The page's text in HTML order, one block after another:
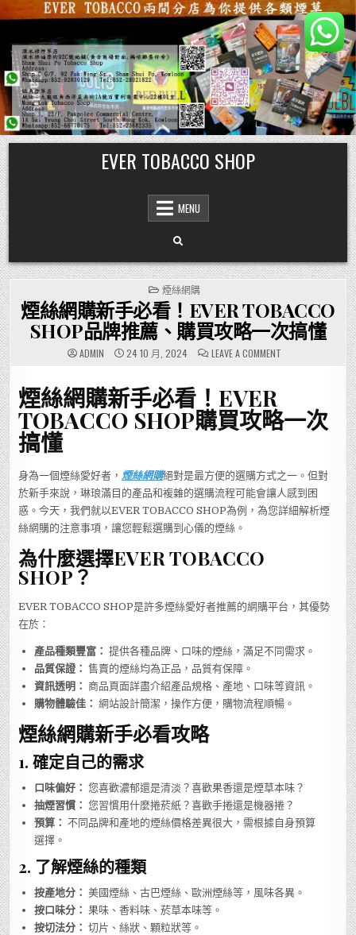
Skip
to
content
EVER TOBACCO SHOP
MENU
POSTED
IN
煙絲網購
煙絲網購新手必看！EVER TOBACCO
SHOP品牌推薦、購買攻略一次搞懂
ADMIN 24 10 月, 2024 LEAVE A COMMENTON
煙
手
必
看！
牌
推
薦、
購
買
煙絲網購新手必看！EVER
TOBACCO SHOP購買攻略一次
搞懂
身為一個煙絲愛好者， 煙絲網購絕對是最方便的選購方式之一。但對
於新手來說，琳琅滿目的產品和複雜的選購流程可能會讓人感到困
惑。今天，我們就以EVER TOBACCO SHOP為例，為您詳細解析煙
絲網購的注意事項，讓您輕鬆選購到心儀的煙絲。
為什麼選擇EVER TOBACCO
SHOP？
EVER TOBACCO SHOP是許多煙絲愛好者推薦的網購平台，其優勢
在於：
產品種類豐富： 提供各種品牌、口味的煙絲，滿足不同需求。
品質保證： 售賣的煙絲均為正品，品質有保障。
資訊透明： 商品頁面詳盡介紹產品規格、產地、口味等資訊。
購物體驗佳： 網站設計簡潔，操作方便，購物流程順暢。
煙絲網購新手必看攻略
1. 確定自己的需求
口味偏好： 您喜歡濃郁還是清淡？喜歡果香還是煙草本味？
抽煙習慣： 您習慣用什麼捲菸紙？喜歡手捲還是機器捲？
預算： 不同品牌和產地的煙絲價格差異很大，需根據自身預算
選擇。
2. 了解煙絲的種類
按產地分： 美國煙絲、古巴煙絲、歐洲煙絲等，風味各異。
按口味分： 果味、香料味、菸草本味等。
按切法分： 切片、絲狀、顆粒狀等。